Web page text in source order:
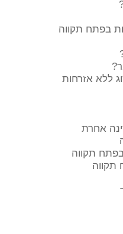
בפתח תקווה
ללא אזרחות
אחרת
תקווה
תקווה